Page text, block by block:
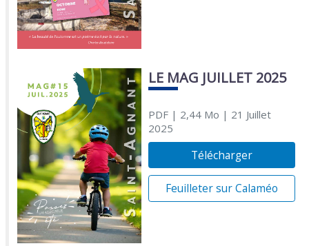
LE MAG JUILLET 2025
PDF| 2,44 Mo | 21 Juillet
2025
Télécharger
Feuilleter sur Calaméo